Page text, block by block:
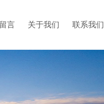
言 关于我们 联系我们